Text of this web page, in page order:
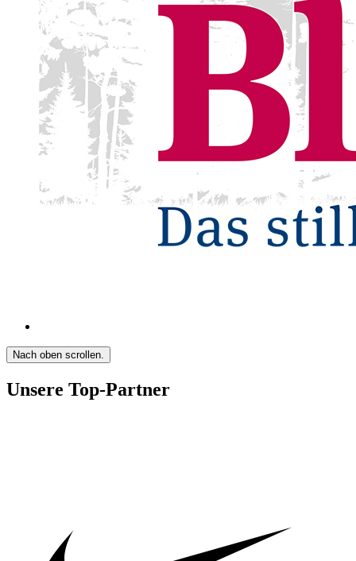
Nach oben scrollen.
Unsere Top-Partner